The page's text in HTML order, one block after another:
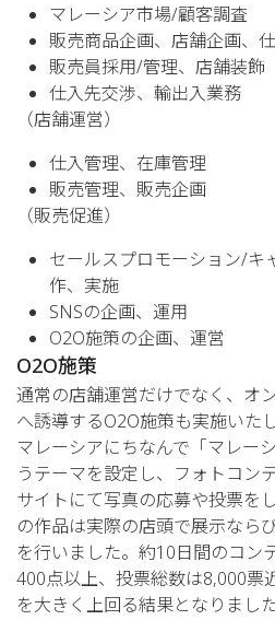
マレーシア市場/顧客調査
販売商品企画、店舗企画、
販売員採用/管理、店舗装飾
仕入先交渉、輸出入業務
（店舗運営）
仕入管理、在庫管理
販売管理、販売企画
（販売促進）
セールスプロモーション/キ
作、実施
SNSの企画、運用
O2O施策の企画、運営
O2O施策
通常の店舗運営だけでなく、オ
へ誘導するO2O施策も実施いた
マレーシアにちなんで「マレー
うテーマを設定し、フォトコン
サイトにて写真の応募や投票を
の作品は実際の店頭で展示なら
を行いました。約10日間のコン
400点以上、投票総数は8,000票
を大きく上回る結果となりました